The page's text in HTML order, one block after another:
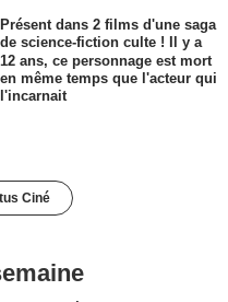
Présent dans 2 films d'une saga
de science-fiction culte ! Il y a
12 ans, ce personnage est mort
en même temps que l'acteur qui
l'incarnait
Ciné